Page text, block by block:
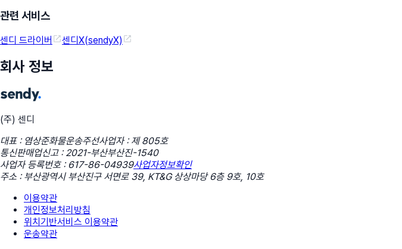
관련 서비스
센디 드라이버 센디X(sendyX)
회사 정보
(주) 센디
대표 : 염상준화물운송주선사업자 : 제 805호
통신판매업신고 : 2021-부산부산진-1540
사업자 등록번호 : 617-86-04939사업자정보확인
주소 : 부산광역시 부산진구 서면로 39, KT&G 상상마당 6층 9호, 10호
이용약관
개인정보처리방침
위치기반서비스 이용약관
운송약관